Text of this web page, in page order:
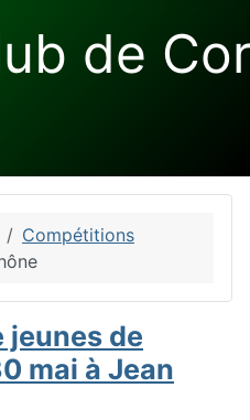
de
Compétitions
jeunes de
mai à Jean